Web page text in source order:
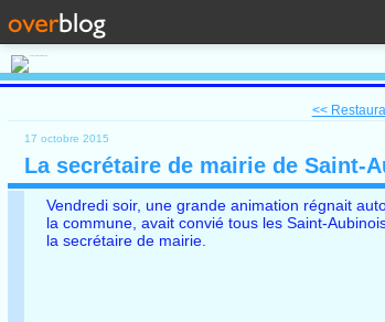
<<
17 octobre 2015
La secrétaire de mairie de Saint-
Vendredi soir, une grande animation régnait
la commune, avait convié tous les Saint-
la secrétaire de mairie.